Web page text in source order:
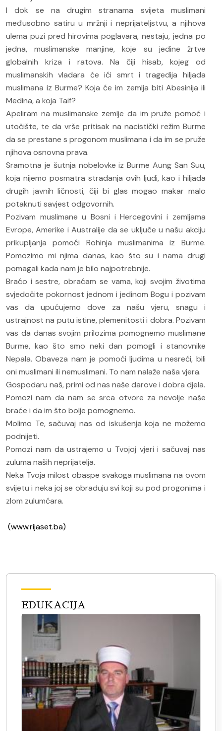
I dok se na drugim stranama svijeta muslimani
međusobno satiru u mržnji i neprijateljstvu, a njihova
ulema puzi pred hirovima poglavara, nestaju, jedna po
jedna, muslimanske manjine, koje su jedine žrtve
globalnih kriza i ratova. Na čiji hisab, kojeg od
muslimanskih vladara će ići smrt i tragedija hiljada
muslimana iz Burme? Koja će im zemlja biti Abesinija ili
Medina, a koja Taif?
Apeliram na muslimanske zemlje da im pruže pomoć i
utočište, te da vrše pritisak na nacistički režim Burme
da se prestane s progonom muslimana i da im se pruže
njihova osnovna prava.
Sramotna je šutnja nobelovke iz Burme Aung San Suu,
koja nijemo posmatra stradanja ovih ljudi, kao i hiljada
drugih javnih ličnosti, čiji bi glas mogao makar malo
potaknuti savjest odgovornih.
Pozivam muslimane u Bosni i Hercegovini i zemljama
Evrope, Amerike i Australije da se uključe u našu akciju
prikupljanja pomoći Rohinja muslimanima iz Burme.
Pomozimo mi njima danas, kao što su i nama drugi
pomagali kada nam je bilo najpotrebnije.
Braćo i sestre, obraćam se vama, koji svojim životima
svjedočite pokornost jednom i jedinom Bogu i pozivam
vas da upućujemo dove za našu vjeru, snagu i
ustrajnost na putu istine, plemenitosti i dobra. Pozivam
vas da danas svojim prilozima pomognemo muslimane
Burme, kao što smo neki dan pomogli i stanovnike
Nepala. Obaveza nam je pomoći ljudima u nesreći, bili
oni muslimani ili nemuslimani. To nam nalaže naša vjera.
Gospodaru naš, primi od nas naše darove i dobra djela.
Pomozi nam da nam se srca otvore za nevolje naše
braće i da im što bolje pomognemo.
Molimo Te, sačuvaj nas od iskušenja koja ne možemo
podnijeti.
Pomozi nam da ustrajemo u Tvojoj vjeri i sačuvaj nas
zuluma naših neprijatelja.
Neka Tvoja milost obaspe svakoga muslimana na ovom
svijetu i neka joj se obraduju svi koji su pod progonima i
zlom zulumćara.
(www.rijaset.ba)
EDUKACIJA